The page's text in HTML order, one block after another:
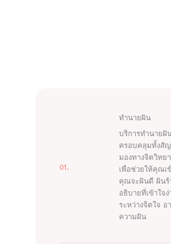
01.
ทำนายฝัน
บริการทำนายฝั
ครอบคลุมทั้งสั
มองทางจิตวิทย
เพื่อช่วยให้คุณเ
คุณจะฝันดี ฝันร้
อธิบายที่เข้าใจ
ระหว่างจิตใจ
ความฝัน